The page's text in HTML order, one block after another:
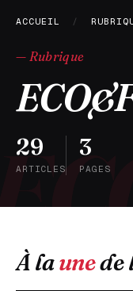
ACCUEIL /
— Rubrique
29
ARTICLES
3
PAGES
À launede